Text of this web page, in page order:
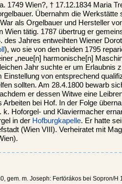
1749 Wien?, † 17.12.1834 Maria
Übernahm die Werkstätte
als Orgelbauer und Hersteller
Wien tätig. 1787 übertrug er
des Jahres entweihten Wiener
), wo sie von den beiden 1795
„neue[n] harmonische[n]
Jahr suchte er um Erlaubnis
Einstellung von entsprechend
sollten. Am 28.4.1800 bewarb
er dessen Witwe eine
bei Hof. In der Folge
k. Hoforgel- und Klaviermacher
in der Hofburgkapelle. Er hatte
(Wien VIII). Verheiratet mit
gem. m. Joseph: Fertörákos bei Sopron/H